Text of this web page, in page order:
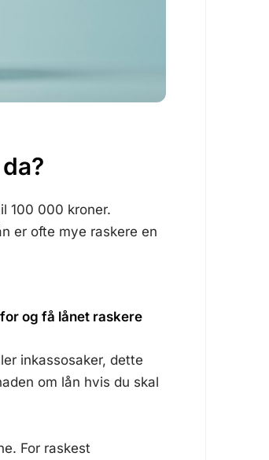
100 000 kroner.
er ofte mye raskere en
og få lånet raskere
inkassosaker, dette
om lån hvis du skal
For raskest